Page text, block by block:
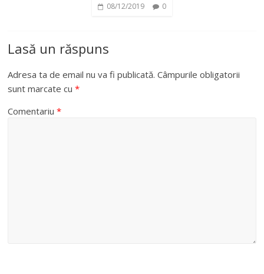
08/12/2019 0
Lasă un răspuns
Adresa ta de email nu va fi publicată. Câmpurile obligatorii
sunt marcate cu*
Comentariu*